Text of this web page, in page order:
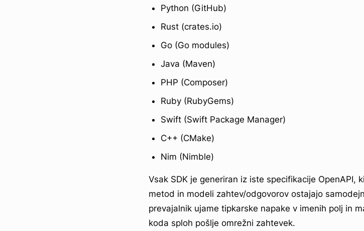
Python (GitHub)
Rust (crates.io)
Go (Go modules)
Java (Maven)
PHP (Composer)
Ruby (RubyGems)
Swift (Swift Package Manager)
C++ (CMake)
Nim (Nimble)
Vsak SDK je generiran iz iste specifikacije OpenAPI,
metod in modeli zahtev/odgovorov ostajajo
prevajalnik ujame tipkarske napake v imenih polj in
koda sploh pošlje omrežni zahtevek.